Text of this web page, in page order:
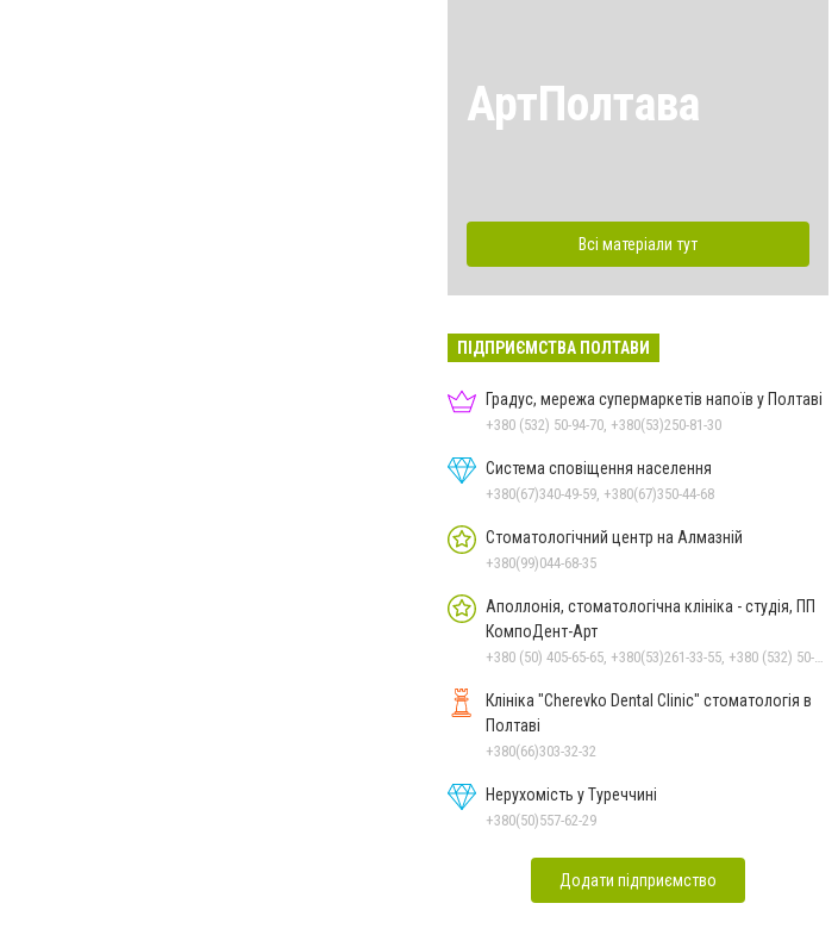
АртПолтава
Всі матеріали тут
ПІДПРИЄМСТВА ПОЛТАВИ
Градус, мережа супермаркетів напоїв у Полтаві
+380 (532) 50-94-70, +380(53)250-81-30
Система сповіщення населення
+380(67)340-49-59, +380(67)350-44-68
Стоматологічний центр на Алмазній
+380(99)044-68-35
Аполлонія, стоматологічна клініка - студія, ПП
КомпоДент-Арт
Клініка "Cherevko Dental Clinic" стоматологія в
Полтаві
+380(66)303-32-32
Нерухомість у Туреччині
+380(50)557-62-29
Додати підприємство